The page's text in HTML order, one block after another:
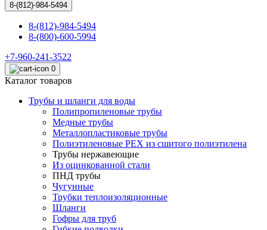
8-(812)-984-5494
8-(812)-984-5494
8-(800)-600-5994
+7-960-241-3522
0
Каталог товаров
Трубы и шланги для воды
Полипропиленовые трубы
Медные трубы
Металлопластиковые трубы
Полиэтиленовые PEX из сшитого полиэтилена
Трубы нержавеющие
Из оцинкованной стали
ПНД трубы
Чугунные
Трубки теплоизоляционные
Шланги
Гофры для труб